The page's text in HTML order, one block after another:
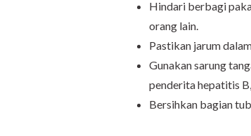
Hindari berbagi
orang lain.
Pastikan jarum
Gunakan sarung
penderita hepatitis
Bersihkan bagian